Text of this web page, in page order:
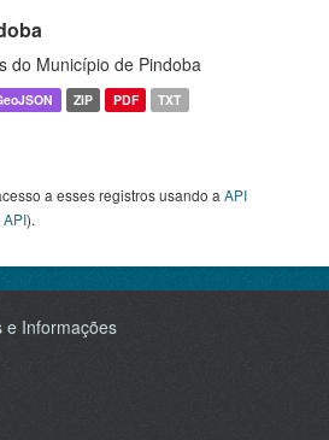
do Município de Pindoba
ZIP PDF TXT
a esses registros usando a API
).
e Informações